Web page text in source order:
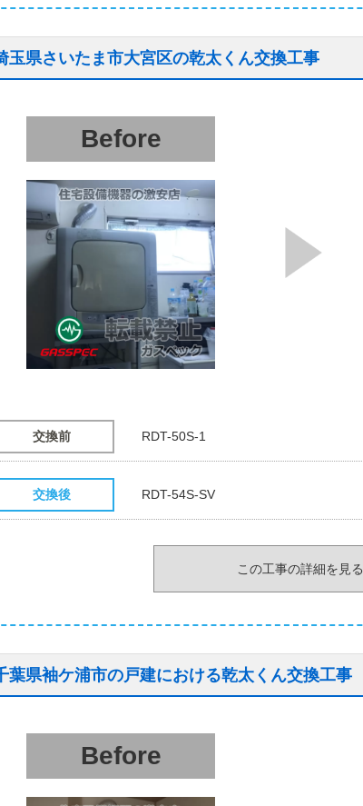
玉県さいたま市大宮区の乾太くん交換工事
Before
交換前 RDT-50S-1
交換後 RDT-54S-SV
この工事の詳細を見る
葉県袖ケ浦市の戸建における乾太くん交換工事
Before